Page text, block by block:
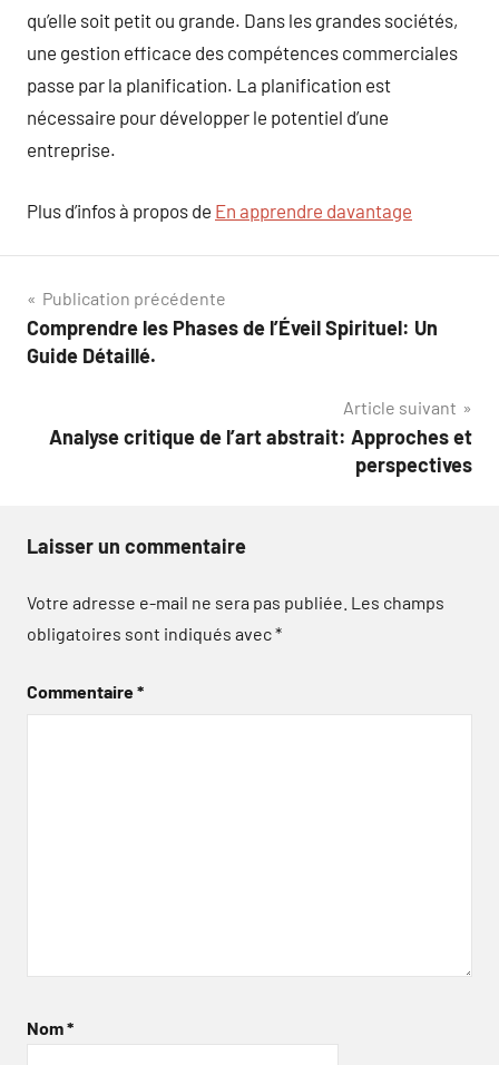
qu’elle soit petit ou grande. Dans les grandes sociétés,
une gestion efficace des compétences commerciales
passe par la planification. La planification est
nécessaire pour développer le potentiel d’une
entreprise.
Plus d’infos à propos de En apprendre davantage
Navigation
de
Publication précédente
Comprendre les Phases de l’Éveil Spirituel: Un
Guide Détaillé.
Article suivant
Analyse critique de l’art abstrait: Approches et
perspectives
Laisser un commentaire
Votre adresse e-mail ne sera pas publiée. Les champs
obligatoires sont indiqués avec*
Commentaire*
Nom*